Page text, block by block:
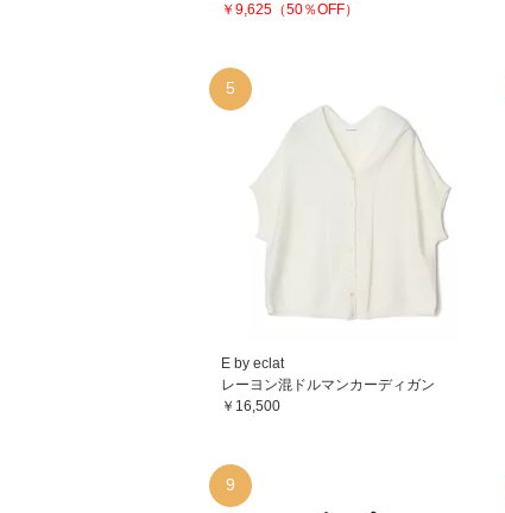
￥9,625（50％OFF）
5
E by eclat
レーヨン混ドルマンカーディガン
￥16,500
9